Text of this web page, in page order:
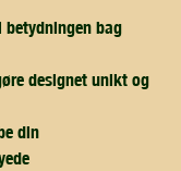
bag
designet unikt og
din